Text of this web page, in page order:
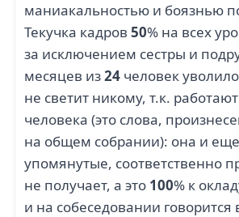
маниакальностью и боязнью
Текучка кадров 50% на всех
за исключением сестры и
месяцев из24 человек
не светит никому, т.к.
человека (это слова,
на общем собрании): она и еще
упомянутые, соответственно
не получает, а это 100% к
и на собеседовании говорится